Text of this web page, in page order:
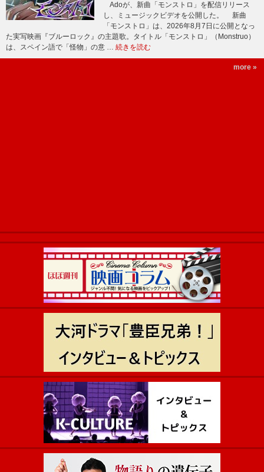
Adoが、新曲「モンストロ」を配信リリース
し、ミュージックビデオを公開した。 新曲
「モンストロ」は、2026年8月7日に公開となっ
た実写映画『ブルーロック』の主題歌。タイトル「モンストロ」（Monstruo）
は、スペイン語で「怪物」の意 … 続きを読む
more »